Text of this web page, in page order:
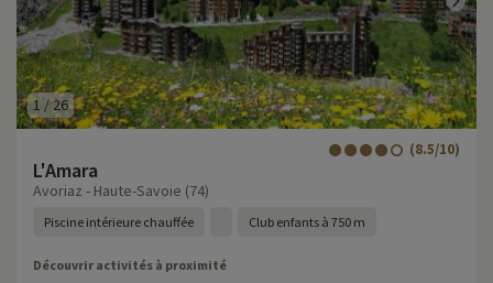
1 /26
L'Amara
(8.5/10)
Avoriaz - Haute-Savoie (74)
Piscine intérieure chauffée Club enfants à 750 m
Découvrir activités à proximité